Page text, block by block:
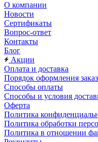
О компании
Новости
Сертификаты
Вопрос-ответ
Контакты
Блог
Акции
Оплата и доставка
Порядок оформления
Способы оплаты
Способы и условия
Оферта
Политика
Политика обработки
Политика в отношении